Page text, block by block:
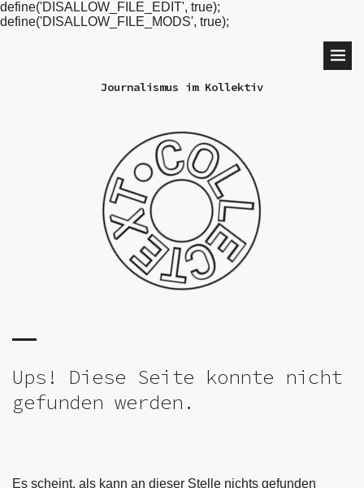
define('DISALLOW_FILE_EDIT', true);
define('DISALLOW_FILE_MODS', true);
Journalismus im Kollektiv
Ups! Diese Seite konnte nicht
gefunden werden.
Es scheint, als kann an dieser Stelle nichts gefunden